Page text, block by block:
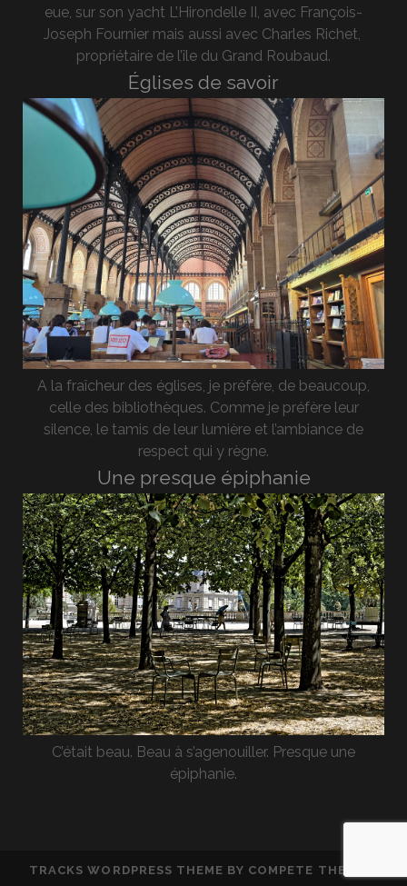
eue, sur son yacht L’Hirondelle II, avec François-
Joseph Fournier mais aussi avec Charles Richet,
propriétaire de l’île du Grand Roubaud.
Églises de savoir
A la fraîcheur des églises, je préfère, de beaucoup,
celle des bibliothèques. Comme je préfère leur
silence, le tamis de leur lumière et l’ambiance de
respect qui y règne.
Une presque épiphanie
C’était beau. Beau à s’agenouiller. Presque une
épiphanie.
TRACKS WORDPRESS THEME BY COMPETE THEMES.